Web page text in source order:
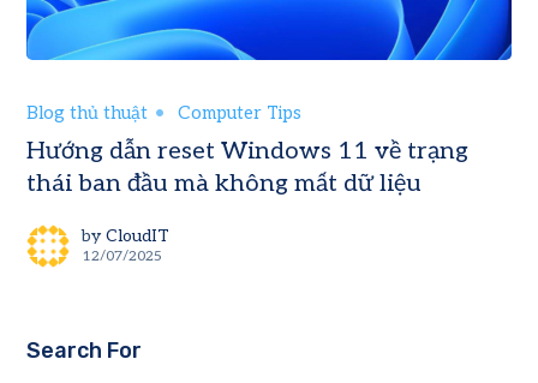
Blog thủ thuật Computer Tips
Hướng dẫn reset Windows 11 về trạng
thái ban đầu mà không mất dữ liệu
by CloudIT
12/07/2025
Search For